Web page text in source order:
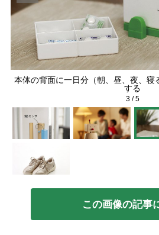
本体の背面に一日分（朝、昼、夜、寝
する
3/5
この画像の記事